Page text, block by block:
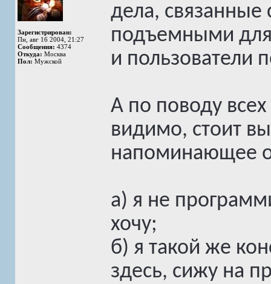
Зарегистрирован:
Пн, авг 16 2004, 21:27
Сообщения: 4374
Откуда: Москва
Пол: Мужской
дела,
подъемными для
и пользователи
А по поводу
видимо, стоит
напоминающее
а) я не
хочу;
б) я такой же
здесь, сижу на